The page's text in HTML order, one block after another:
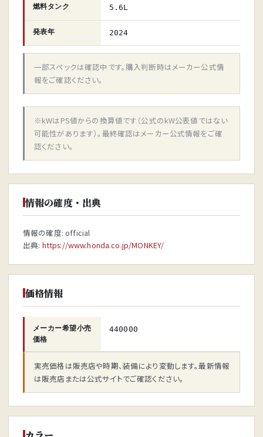
燃料タンク 5.6L
発表年 2024
一部スペックは確認中です。購入判断時はメーカー公式情
報をご確認ください。
※kWはPS値からの換算値です（公式のkW公表値ではない
可能性があります）。最終確認はメーカー公式情報をご確
認ください。
情報の確度・出典
情報の確度: official
出典: https://www.honda.co.jp/MONKEY/
価格情報
メーカー希望小売
価格
440000
実売価格は販売店や時期、装備により変動します。最新情報
は販売店または公式サイトでご確認ください。